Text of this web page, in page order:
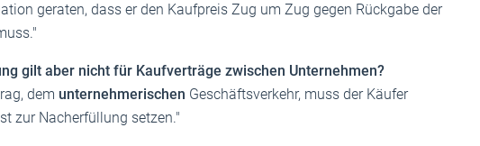
geraten, dass er den Kaufpreis Zug um Zug gegen Rückgabe der
gilt aber nicht für Kaufverträge zwischen Unternehmen?
dem unternehmerischen Geschäftsverkehr, muss der Käufer
zur Nacherfüllung setzen."